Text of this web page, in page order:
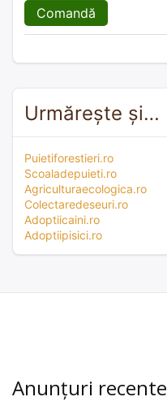
Comandă
Urmărește și…
Puietiforestieri.ro
Scoaladepuieti.ro
Agriculturaecologica.ro
Colectaredeseuri.ro
Adoptiicaini.ro
Adoptiipisici.ro
Anunțuri recente